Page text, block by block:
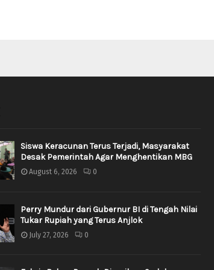
Siswa Keracunan Terus Terjadi, Masyarakat
Desak Pemerintah Agar Menghentikan MBG
August 6, 2026 0
Perry Mundur dari Gubernur BI di Tengah Nilai
Tukar Rupiah yang Terus Anjlok
July 27, 2026 0